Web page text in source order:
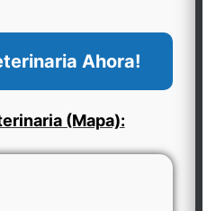
Ahora!
(Mapa):